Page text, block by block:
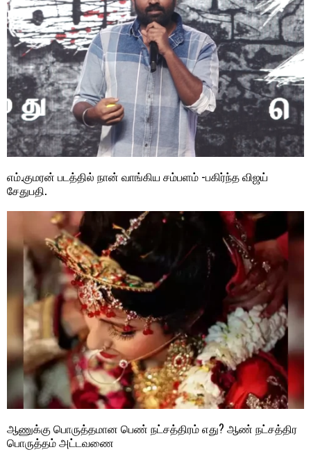
எம்.குமரன் படத்தில் நான் வாங்கிய சம்பளம் -பகிர்ந்த விஜய்
சேதுபதி.
ஆணுக்கு பொருத்தமான பெண் நட்சத்திரம் எது? ஆண் நட்சத்திர
பொருத்தம் அட்டவணை